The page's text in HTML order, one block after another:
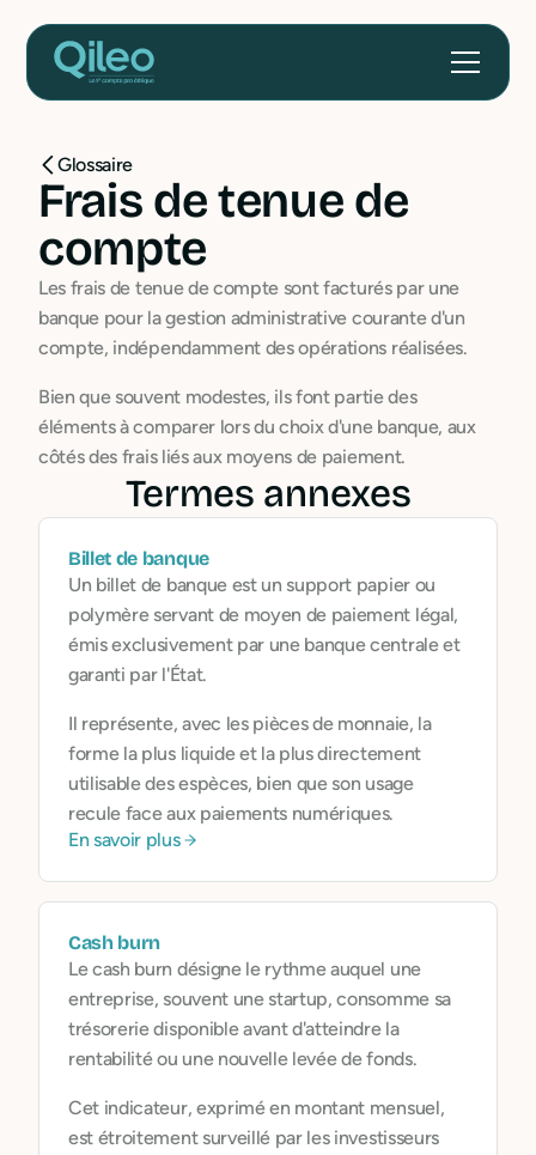
Glossaire
Frais de tenue de
compte
Les frais de tenue de compte sont facturés par une
banque pour la gestion administrative courante d'un
compte, indépendamment des opérations réalisées.
Bien que souvent modestes, ils font partie des
éléments à comparer lors du choix d'une banque, aux
côtés des frais liés aux moyens de paiement.
Termes annexes
Billet de banque
Un billet de banque est un support papier ou
polymère servant de moyen de paiement légal,
émis exclusivement par une banque centrale et
garanti par l'État.
Il représente, avec les pièces de monnaie, la
forme la plus liquide et la plus directement
utilisable des espèces, bien que son usage
recule face aux paiements numériques.
En savoir plus
Cash burn
Le cash burn désigne le rythme auquel une
entreprise, souvent une startup, consomme sa
trésorerie disponible avant d'atteindre la
rentabilité ou une nouvelle levée de fonds.
Cet indicateur, exprimé en montant mensuel,
est étroitement surveillé par les investisseurs